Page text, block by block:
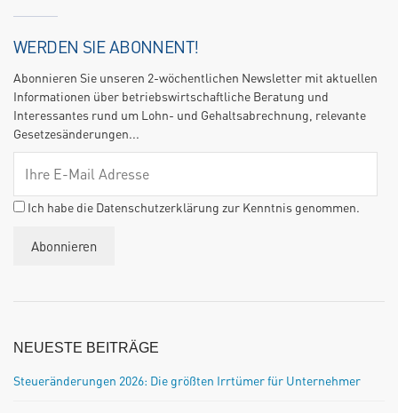
WERDEN SIE ABONNENT!
Abonnieren Sie unseren 2-wöchentlichen Newsletter mit aktuellen
Informationen über betriebswirtschaftliche Beratung und
Interessantes rund um Lohn- und Gehaltsabrechnung, relevante
Gesetzesänderungen...
Ich habe die Datenschutzerklärung zur Kenntnis genommen.
NEUESTE BEITRÄGE
Steueränderungen 2026: Die größten Irrtümer für Unternehmer